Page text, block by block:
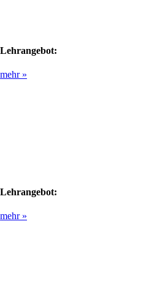
Lehrangebot:
mehr »
Lehrangebot:
mehr »